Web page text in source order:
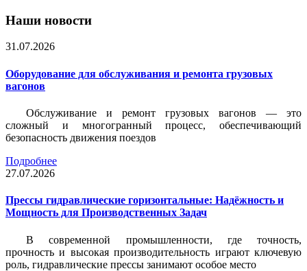
Наши новости
31.07.2026
Оборудование для обслуживания и ремонта грузовых
вагонов
Обслуживание и ремонт грузовых вагонов — это
сложный и многогранный процесс, обеспечивающий
безопасность движения поездов
Подробнее
27.07.2026
Прессы гидравлические горизонтальные: Надёжность и
Мощность для Производственных Задач
В современной промышленности, где точность,
прочность и высокая производительность играют ключевую
роль, гидравлические прессы занимают особое место